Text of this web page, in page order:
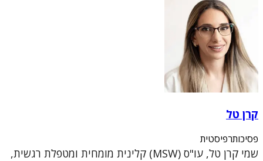
קרן טל
פסיכותרפיסטית
שמי קרן טל, עו"ס (MSW) קלינית מומחית ומטפלת רגשית,